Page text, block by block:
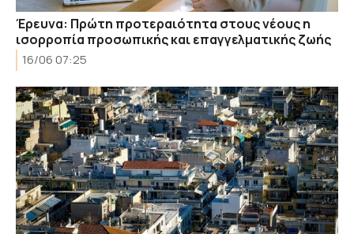
Έρευνα: Πρώτη προτεραιότητα στους νέους η
ισορροπία προσωπικής και επαγγελματικής ζωής
16/06 07:25